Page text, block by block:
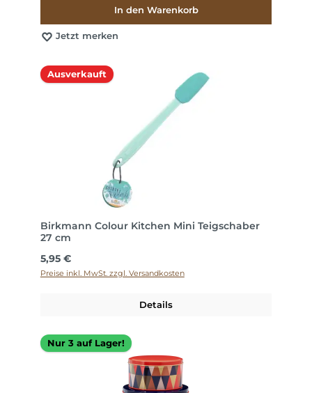
In den Warenkorb
Jetzt merken
Ausverkauft
Birkmann Colour Kitchen Mini Teigschaber
27 cm
Regulärer Preis:
5,95 €
Preise inkl. MwSt. zzgl. Versandkosten
Details
Nur 3 auf Lager!